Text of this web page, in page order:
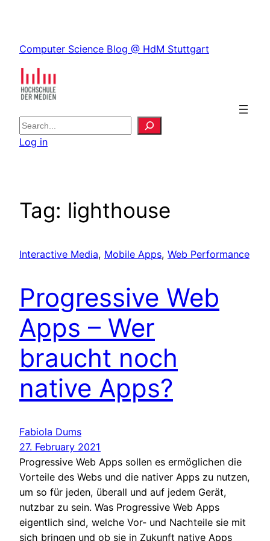
content
Computer Science Blog @ HdM Stuttgart
S
e
Log in
Tag: lighthouse
Interactive Media, Mobile Apps, Web Performance
Progressive Web
Apps – Wer
braucht noch
native Apps?
Fabiola Dums
27. February 2021
Progressive Web Apps sollen es ermöglichen die
Vorteile des Webs und die nativer Apps zu nutzen,
um so für jeden, überall und auf jedem Gerät,
nutzbar zu sein. Was Progressive Web Apps
eigentlich sind, welche Vor- und Nachteile sie mit
sich bringen und ob sie in Zukunft native Apps